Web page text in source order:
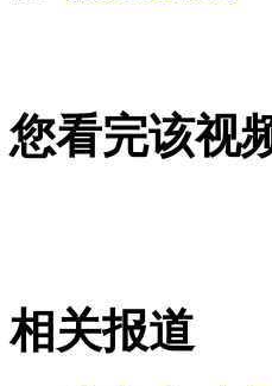
两男子馋嘴偷3条鱼 谁料
您看完该视
相关报道